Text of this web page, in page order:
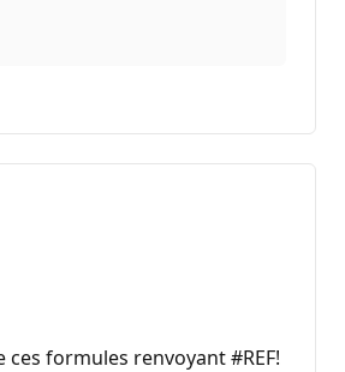
formules renvoyant #REF!